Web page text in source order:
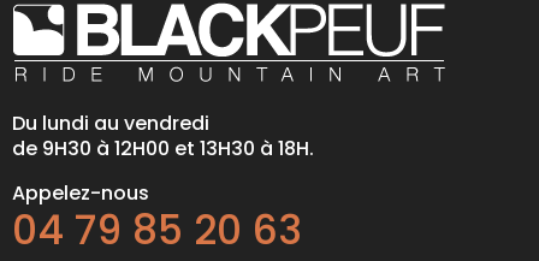
Du lundi au vendredi
de 9H30 à 12H00 et 13H30 à 18H.
Appelez-nous
04 79 85 20 63